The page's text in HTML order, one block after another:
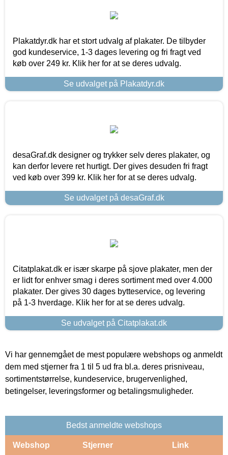
Plakatdyr.dk har et stort udvalg af plakater. De tilbyder
god kundeservice, 1-3 dages levering og fri fragt ved
køb over 249 kr. Klik her for at se deres udvalg.
Se udvalget på Plakatdyr.dk
desaGraf.dk designer og trykker selv deres plakater, og
kan derfor levere ret hurtigt. Der gives desuden fri fragt
ved køb over 399 kr. Klik her for at se deres udvalg.
Se udvalget på desaGraf.dk
Citatplakat.dk er især skarpe på sjove plakater, men der
er lidt for enhver smag i deres sortiment med over 4.000
plakater. Der gives 30 dages bytteservice, og levering
på 1-3 hverdage. Klik her for at se deres udvalg.
Se udvalget på Citatplakat.dk
Vi har gennemgået de mest populære webshops og anmeldt
dem med stjerner fra 1 til 5 ud fra bl.a. deres prisniveau,
sortimentstørrelse, kundeservice, brugervenlighed,
betingelser, leveringsformer og betalingsmuligheder.
Bedst anmeldte webshops
Webshop Stjerner Link